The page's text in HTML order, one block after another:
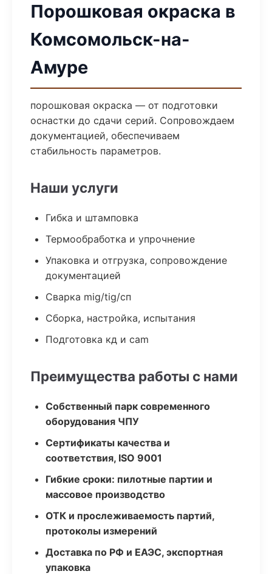
Порошковая окраска в
Комсомольск-на-
Амуре
порошковая окраска — от подготовки
оснастки до сдачи серий. Сопровождаем
документацией, обеспечиваем
стабильность параметров.
Наши услуги
Гибка и штамповка
Термообработка и упрочнение
Упаковка и отгрузка, сопровождение
документацией
Сварка mig/tig/сп
Сборка, настройка, испытания
Подготовка кд и cam
Преимущества работы с нами
Собственный парк современного
оборудования ЧПУ
Сертификаты качества и
соответствия, ISO 9001
Гибкие сроки: пилотные партии и
массовое производство
ОТК и прослеживаемость партий,
протоколы измерений
Доставка по РФ и ЕАЭС, экспортная
упаковка